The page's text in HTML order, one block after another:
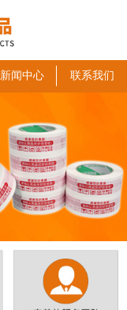
新闻中心 联系我们